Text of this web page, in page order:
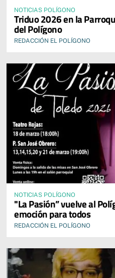
NOTICIAS POLÍGONO
Triduo 2026 en la
del Polígono
REDACCIÓN EL POLÍGONO
NOTICIAS POLÍGONO
"La Pasión” vuelve al
emoción para todos
REDACCIÓN EL POLÍGONO